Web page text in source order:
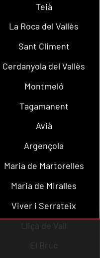
Teià
La Roca del Vallès
Sant Climent
Cerdanyola del Vallès
Montmeló
Tagamanent
Avià
Argençola
Maria de Martorelles
Maria de Miralles
Viver i Serrateix
Lliçà de Vall
El Bruc